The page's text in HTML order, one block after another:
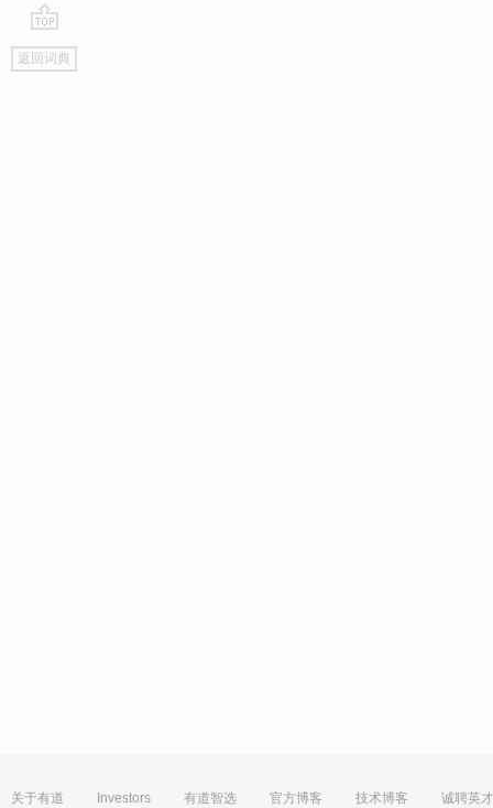
go
top
返回词典
关于有道 Investors 有道智选 官方博客 技术博客 诚聘英才